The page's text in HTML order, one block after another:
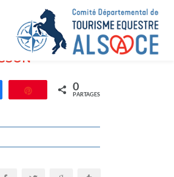
Partagez Épingle 0
PARTAGES